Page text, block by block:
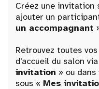
Créez une invitation
ajouter un
un accompagnant
Retrouvez toutes
d'accueil du salon
invitation » ou
sous « Mes